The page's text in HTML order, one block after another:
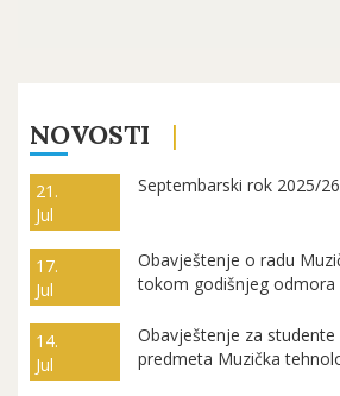
NOVOSTI
21.
Jul
Septembarski rok 2025/26
17.
Jul
Obavještenje o radu
tokom godišnjeg odmora
14.
Jul
Obavještenje za
predmeta Muzička